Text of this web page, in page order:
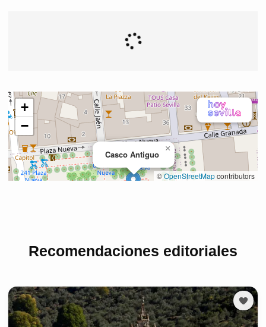
Recomendaciones editoriales